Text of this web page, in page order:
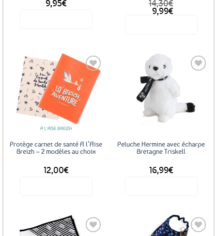
9,95€
plusieurs
variations.
options
peuvent
être
la
page
14,30€
Le
prix
9,99€
Le
prix
Ajouter
aux
favoris
A L'AISE BREIZH
Protège carnet de santé A l’Aise
Breizh – 2 modèles au choix
12,00€
plusieurs
favoris
Peluche Hermine avec écharpe
Bretagne Triskell
16,99€